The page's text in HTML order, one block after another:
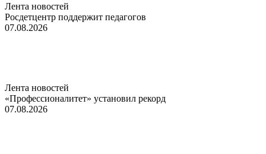
Лента новостей
Росдетцентр поддержит педагогов
07.08.2026
Лента новостей
«Профессионалитет» установил рекорд
07.08.2026